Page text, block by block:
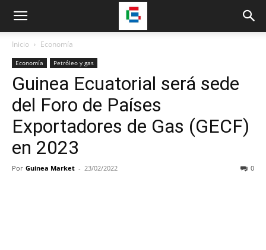
Inicio Economía
Economía Petróleo y gas
Guinea Ecuatorial será sede
del Foro de Países
Exportadores de Gas (GECF)
en 2023
Por Guinea Market - 23/02/2022 0